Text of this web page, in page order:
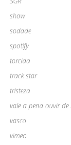
show
sodade
spotify
torcida
track star
tristeza
vale a pena ouvir de
vasco
vimeo